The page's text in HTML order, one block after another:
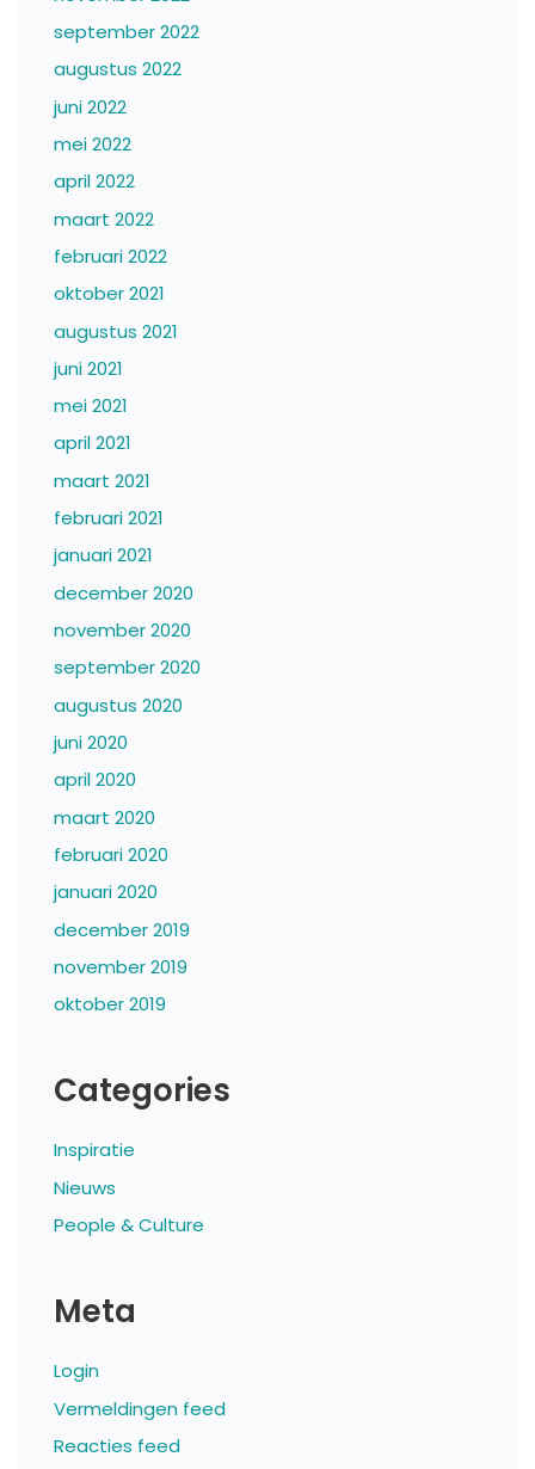
september 2022
augustus 2022
juni 2022
mei 2022
april 2022
maart 2022
februari 2022
oktober 2021
augustus 2021
juni 2021
mei 2021
april 2021
maart 2021
februari 2021
januari 2021
december 2020
november 2020
september 2020
augustus 2020
juni 2020
april 2020
maart 2020
februari 2020
januari 2020
december 2019
november 2019
oktober 2019
Categories
Inspiratie
Nieuws
People & Culture
Meta
Login
Vermeldingen feed
Reacties feed